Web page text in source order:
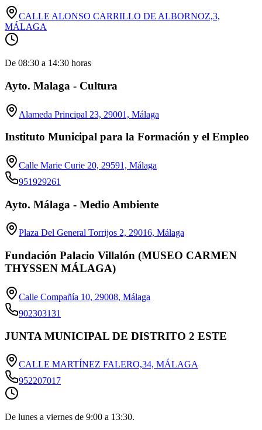
CALLE ALONSO CARRILLO DE ALBORNOZ,3,
MÁLAGA
De 08:30 a 14:30 horas
Ayto. Malaga - Cultura
Alameda Principal 23, 29001, Málaga
Instituto Municipal para la Formación y el Empleo
Calle Marie Curie 20, 29591, Málaga
951929261
Ayto. Málaga - Medio Ambiente
Plaza Del General Torrijos 2, 29016, Málaga
Fundación Palacio Villalón (MUSEO CARMEN
THYSSEN MÁLAGA)
Calle Compañía 10, 29008, Málaga
902303131
JUNTA MUNICIPAL DE DISTRITO 2 ESTE
CALLE MARTÍNEZ FALERO,34, MÁLAGA
952207017
De lunes a viernes de 9:00 a 13:30.